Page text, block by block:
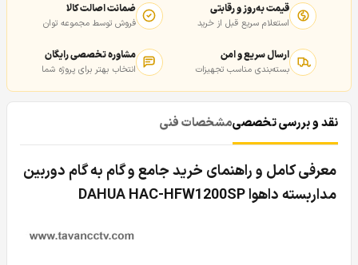
قیمت به‌روز و رقابتی
استعلام سریع قبل از خرید
ضمانت اصالت کالا
فروش توسط مجموعه توان
ارسال سریع و امن
بسته‌بندی مناسب تجهیزات
مشاوره تخصصی رایگان
انتخاب بهتر برای پروژه شما
نقد و بررسی تخصصیمشخصات فنی
معرفی کامل و راهنمای خرید جامع و گام به گام دوربین
مدار‌بسته داهوا DAHUAHAC-HFW1200SP